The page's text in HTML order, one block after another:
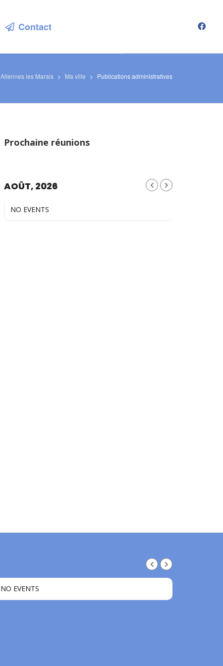
Contact
Allennes les Marais > Ma ville > Publications administratives
Prochaine réunions
AOÛT, 2026
NO EVENTS
NO EVENTS